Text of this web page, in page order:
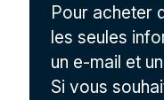
Pour acheter
les seules
un e-mail et
Si vous